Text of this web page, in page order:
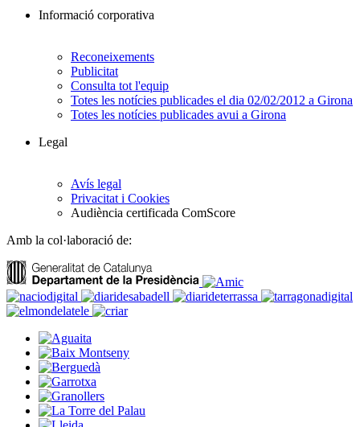
Informació corporativa
Reconeixements
Publicitat
Consulta tot l'equip
Totes les notícies publicades el dia 02/02/2012 a Girona
Totes les notícies publicades avui a Girona
Legal
Avís legal
Privacitat i Cookies
Audiència certificada ComScore
Amb la col·laboració de: